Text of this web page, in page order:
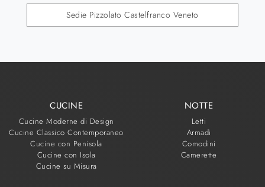
Sedie Pizzolato Castelfranco Veneto
CUCINE
Cucine Moderne di Design
Cucine Classico Contemporaneo
Cucine con Penisola
Cucine con Isola
Cucine su Misura
NOTTE
Letti
Armadi
Comodini
Camerette